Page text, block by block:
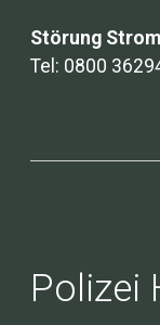
Störung
Tel: 0800
Polizei